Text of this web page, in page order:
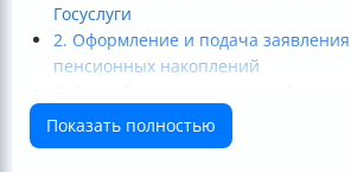
Госуслуги
2. Оформление и подача
пенсионных накоплений
4. Безопасность и решение
пенсионных накоплений
Показать полностью